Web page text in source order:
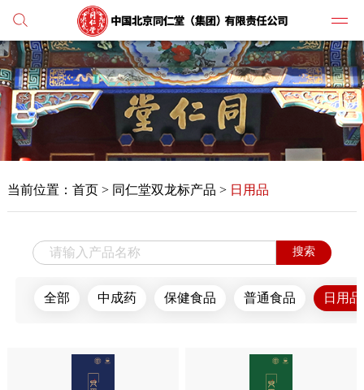
党建
人才
当前位置： 首页> 同仁堂双龙标产品 > 日用品
全部 中成药 保健食品 普通食品 日用品
搜索